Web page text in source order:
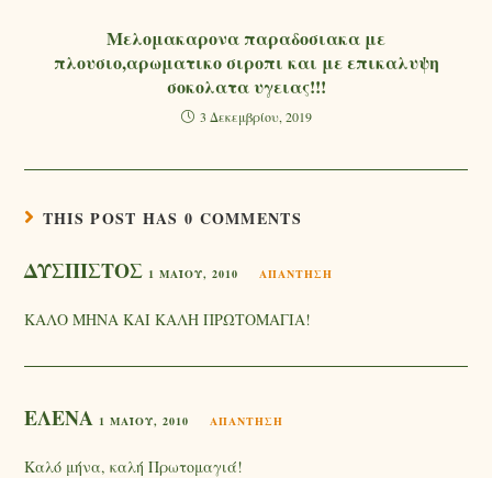
Μελομακαρονα παραδοσιακα με
πλουσιο,αρωματικο σιροπι και με επικαλυψη
σοκολατα υγειας!!!
3 Δεκεμβρίου, 2019
THIS POST HAS 0 COMMENTS
ΔΥΣΠΙΣΤΟΣ 1 ΜΑΪ́ΟΥ, 2010 ΑΠΆΝΤΗΣΗ
ΚΑΛΟ ΜΗΝΑ ΚΑΙ ΚΑΛΗ ΠΡΩΤΟΜΑΓΙΑ!
ΕΛΕΝΑ 1 ΜΑΪ́ΟΥ, 2010 ΑΠΆΝΤΗΣΗ
Καλό μήνα, καλή Πρωτομαγιά!